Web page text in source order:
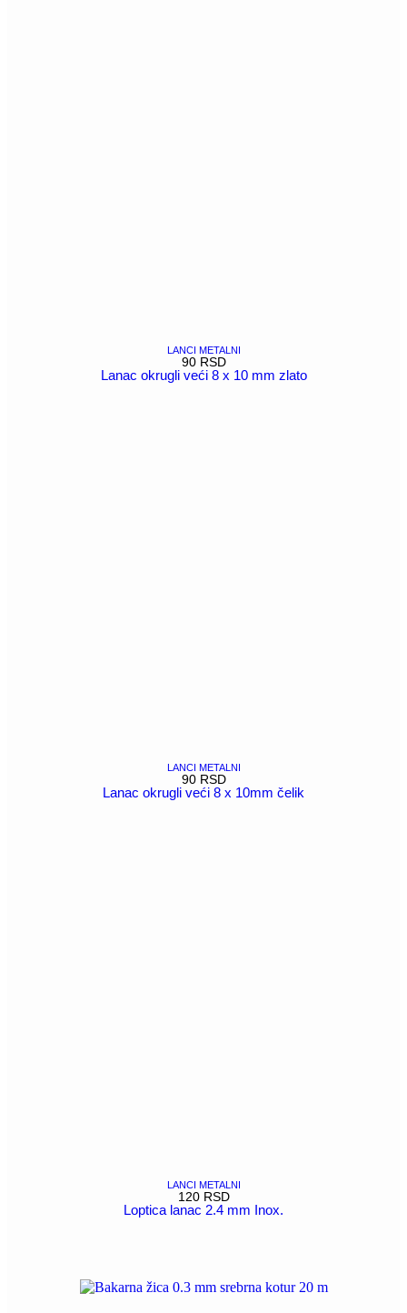
LANCI METALNI
90 RSD
Lanac okrugli veći 8 x 10 mm zlato
LANCI METALNI
90 RSD
Lanac okrugli veći 8 x 10mm čelik
LANCI METALNI
120 RSD
Loptica lanac 2.4 mm Inox.